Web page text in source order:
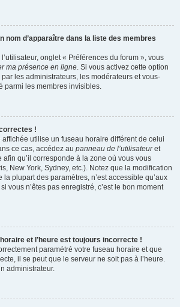
nom d’apparaître dans la liste des membres
onglet « Préférences du forum », vous
ma présence en ligne. Si vous activez cette option
les administrateurs, les modérateurs et vous-
parmi les membres invisibles.
!
affichée utilise un fuseau horaire différent de celui
ce cas, accédez au panneau de l’utilisateuret
qu’il corresponde à la zone où vous vous
New York, Sydney, etc.). Notez que la modification
plupart des paramètres, n’est accessible qu’aux
vous n’êtes pas enregistré, c’est le bon moment
et l’heure est toujours incorrecte !
paramétré votre fuseau horaire et que
il se peut que le serveur ne soit pas à l’heure.
administrateur.